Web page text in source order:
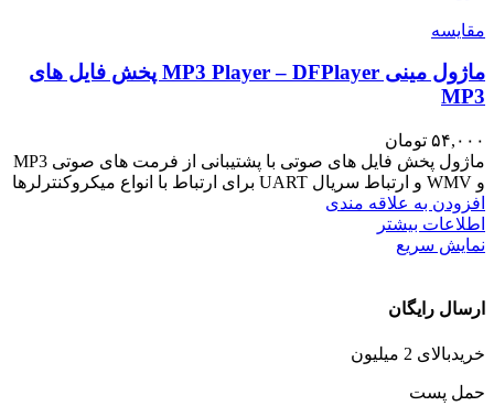
مقايسه
ماژول مینی MP3 Player – DFPlayer پخش فایل های
MP3
۵۴,۰۰۰ تومان
ماژول پخش فایل های صوتی با پشتیبانی از فرمت های صوتی MP3
و WMV و ارتباط سریال UART برای ارتباط با انواع میکروکنترلرها
افزودن به علاقه مندی
اطلاعات بیشتر
نمایش سریع
ارسال رایگان
خریدبالای 2 میلیون
حمل پست